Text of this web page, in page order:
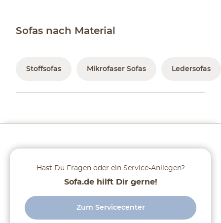
Sofas nach Material
Stoffsofas Mikrofaser Sofas Ledersofas
Hast Du Fragen oder ein Service-Anliegen?
Sofa.de hilft Dir gerne!
Zum Servicecenter